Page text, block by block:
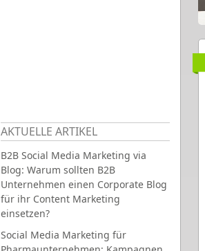
AKTUELLE ARTIKEL
B2B Social Media Marketing via
Blog: Warum sollten B2B
Unternehmen einen Corporate Blog
für ihr Content Marketing
einsetzen?
Social Media Marketing für